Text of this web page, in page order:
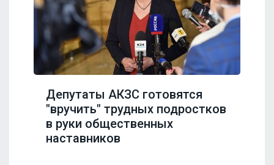
Депутаты АКЗС готовятся
"вручить" трудных подростков
в руки общественных
наставников